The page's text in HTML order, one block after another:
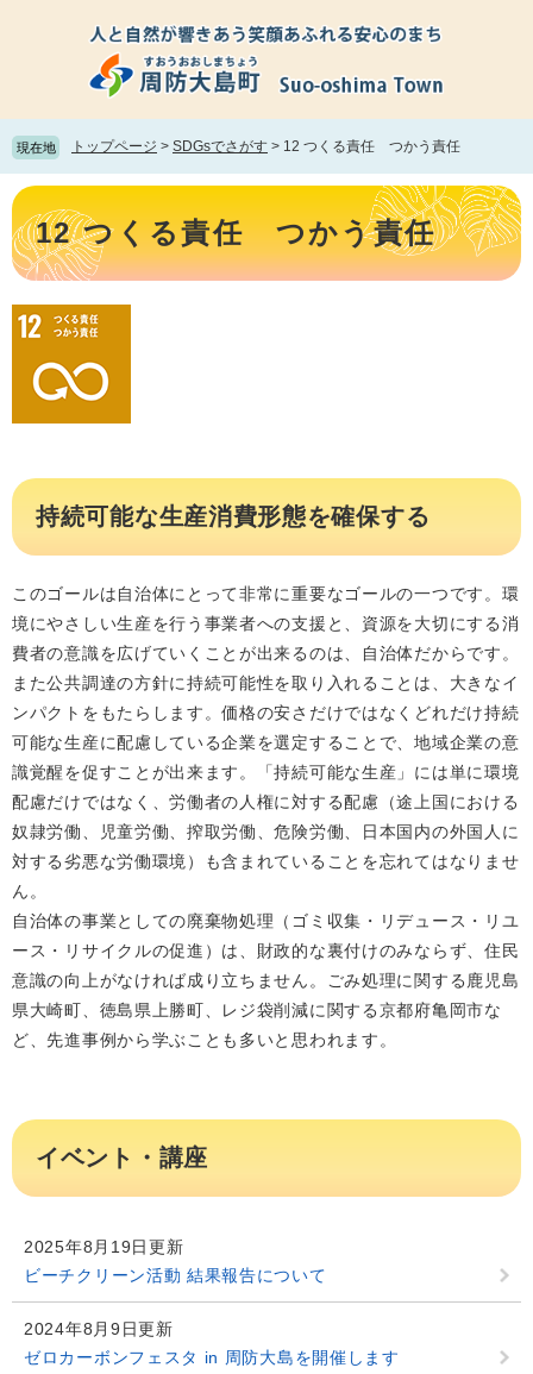
頭
で
す。
飛
ば
て
本
文
現在地 トップページ > SDGsでさがす > 12 つくる責任 つかう責任
本
文 12 つくる責任 つかう責任
持続可能な生産消費形態を確保する
このゴールは自治体にとって非常に重要なゴールの一つです。環
境にやさしい生産を行う事業者への支援と、資源を大切にする消
費者の意識を広げていくことが出来るのは、自治体だからです。
また公共調達の方針に持続可能性を取り入れることは、大きなイ
ンパクトをもたらします。価格の安さだけではなくどれだけ持続
可能な生産に配慮している企業を選定することで、地域企業の意
識覚醒を促すことが出来ます。「持続可能な生産」には単に環境
配慮だけではなく、労働者の人権に対する配慮（途上国における
奴隷労働、児童労働、搾取労働、危険労働、日本国内の外国人に
対する劣悪な労働環境）も含まれていることを忘れてはなりませ
ん。
自治体の事業としての廃棄物処理（ゴミ収集・リデュース・リユ
ース・リサイクルの促進）は、財政的な裏付けのみならず、住民
意識の向上がなければ成り立ちません。ごみ処理に関する鹿児島
県大崎町、徳島県上勝町、レジ袋削減に関する京都府亀岡市な
ど、先進事例から学ぶことも多いと思われます。
イベント・講座
2025年8月19日更新
ビーチクリーン活動 結果報告について
2024年8月9日更新
ゼロカーボンフェスタ in 周防大島を開催します